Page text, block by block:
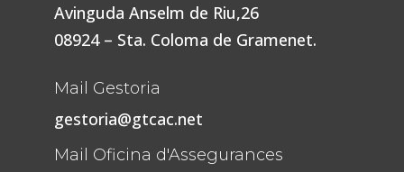
Avinguda Anselm de Riu,26
08924 – Sta. Coloma de Gramenet.
Mail Gestoria
gestoria@gtcac.net
Mail Oficina d'Assegurances